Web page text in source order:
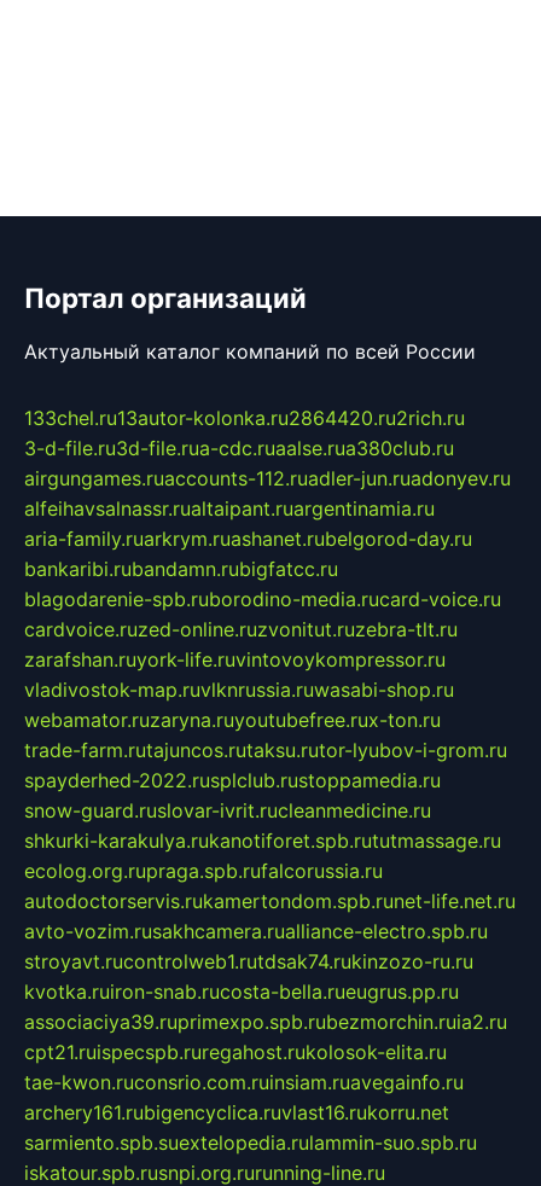
Портал организаций
Актуальный каталог компаний по всей России
133chel.ru13autor-kolonka.ru2864420.ru2rich.ru
3-d-file.ru3d-file.rua-cdc.ruaalse.rua380club.ru
airgungames.ruaccounts-112.ruadler-jun.ruadonyev.ru
alfeihavsalnassr.rualtaipant.ruargentinamia.ru
aria-family.ruarkrym.ruashanet.rubelgorod-day.ru
bankaribi.rubandamn.rubigfatcc.ru
blagodarenie-spb.ruborodino-media.rucard-voice.ru
cardvoice.ruzed-online.ruzvonitut.ruzebra-tlt.ru
zarafshan.ruyork-life.ruvintovoykompressor.ru
vladivostok-map.ruvlknrussia.ruwasabi-shop.ru
webamator.ruzaryna.ruyoutubefree.rux-ton.ru
trade-farm.rutajuncos.rutaksu.rutor-lyubov-i-grom.ru
spayderhed-2022.rusplclub.rustoppamedia.ru
snow-guard.ruslovar-ivrit.rucleanmedicine.ru
shkurki-karakulya.rukanotiforet.spb.rututmassage.ru
ecolog.org.rupraga.spb.rufalcorussia.ru
autodoctorservis.rukamertondom.spb.runet-life.net.ru
avto-vozim.rusakhcamera.rualliance-electro.spb.ru
stroyavt.rucontrolweb1.rutdsak74.rukinzozo-ru.ru
kvotka.ruiron-snab.rucosta-bella.rueugrus.pp.ru
associaciya39.ruprimexpo.spb.rubezmorchin.ruia2.ru
cpt21.ruispecspb.ruregahost.rukolosok-elita.ru
tae-kwon.ruconsrio.com.ruinsiam.ruavegainfo.ru
archery161.rubigencyclica.ruvlast16.rukorru.net
sarmiento.spb.suextelopedia.rulammin-suo.spb.ru
iskatour.spb.rusnpi.org.rurunning-line.ru